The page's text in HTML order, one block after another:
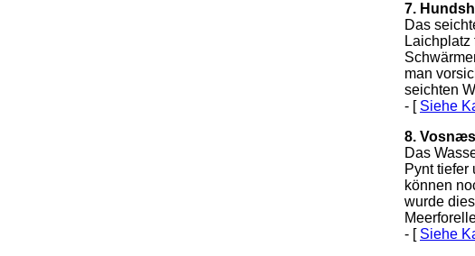
7.
Das
man
seichten
- [ Siehe
8.
Das
Pynt tiefer
können
wurde
- [ Siehe